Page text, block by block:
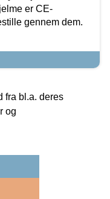
er CE-
gennem dem.
fra bl.a. deres
og